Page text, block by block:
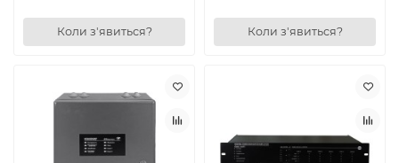
Коли з'явиться? Коли з'явиться?